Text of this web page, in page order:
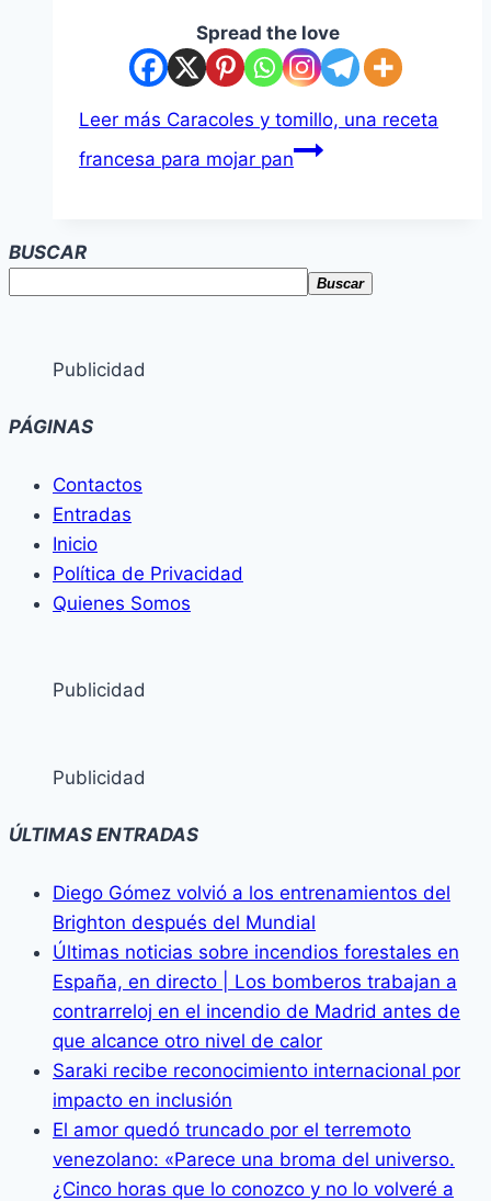
Spread the love
Leer más Caracoles y tomillo, una receta
francesa para mojar pan
BUSCAR
Buscar
Publicidad
PÁGINAS
Contactos
Entradas
Inicio
Política de Privacidad
Quienes Somos
Publicidad
Publicidad
ÚLTIMAS ENTRADAS
Diego Gómez volvió a los entrenamientos del
Brighton después del Mundial
Últimas noticias sobre incendios forestales en
España, en directo | Los bomberos trabajan a
contrarreloj en el incendio de Madrid antes de
que alcance otro nivel de calor
Saraki recibe reconocimiento internacional por
impacto en inclusión
El amor quedó truncado por el terremoto
venezolano: «Parece una broma del universo.
¿Cinco horas que lo conozco y no lo volveré a